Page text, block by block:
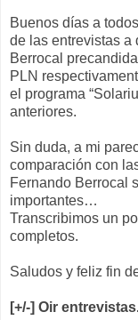
Buenos días a
de las entrevistas a
Berrocal
PLN
el programa
anteriores.
Sin duda, a mi
comparación con
Fernando Berrocal
importantes…
Transcribimos un
completos.
Saludos y feliz fin
[+/-] Oir